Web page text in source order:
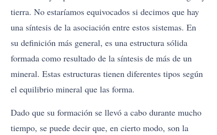
tierra. No estaríamos equivocados si decimos que hay
una síntesis de la asociación entre estos sistemas. En
su definición más general, es una estructura sólida
formada como resultado de la síntesis de más de un
mineral. Estas estructuras tienen diferentes tipos según
el equilibrio mineral que las forma.
Dado que su formación se llevó a cabo durante mucho
tiempo, se puede decir que, en cierto modo, son la